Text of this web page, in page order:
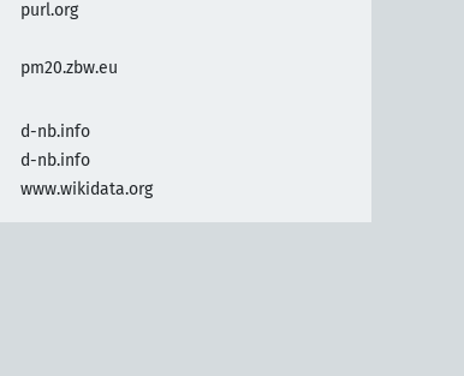
purl.org
pm20.zbw.eu
d-nb.info
d-nb.info
www.wikidata.org